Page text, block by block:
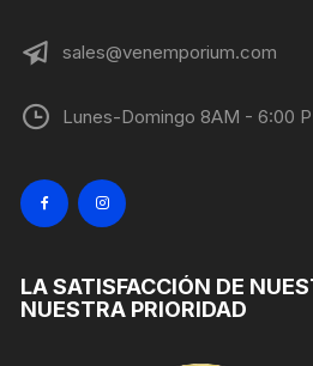
sales@venemporium.com
Lunes-Domingo 8AM - 6:00
LA SATISFACCIÓN DE
NUESTRA PRIORIDAD